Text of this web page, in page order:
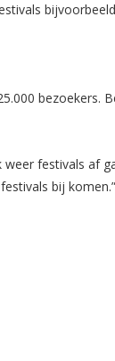
bezoekers.
festivals af
bij komen.”